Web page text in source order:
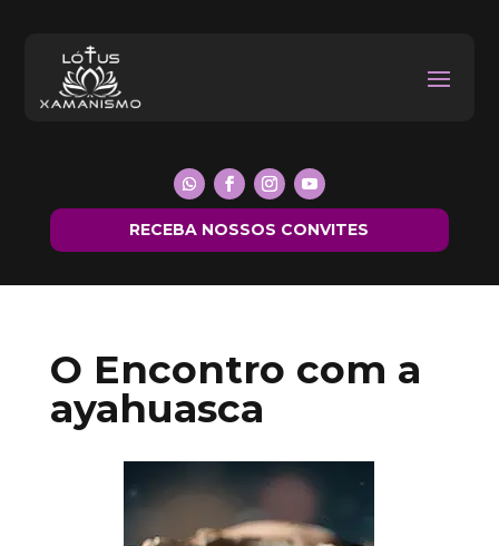
RECEBA NOSSOS CONVITES
O Encontro com a
ayahuasca